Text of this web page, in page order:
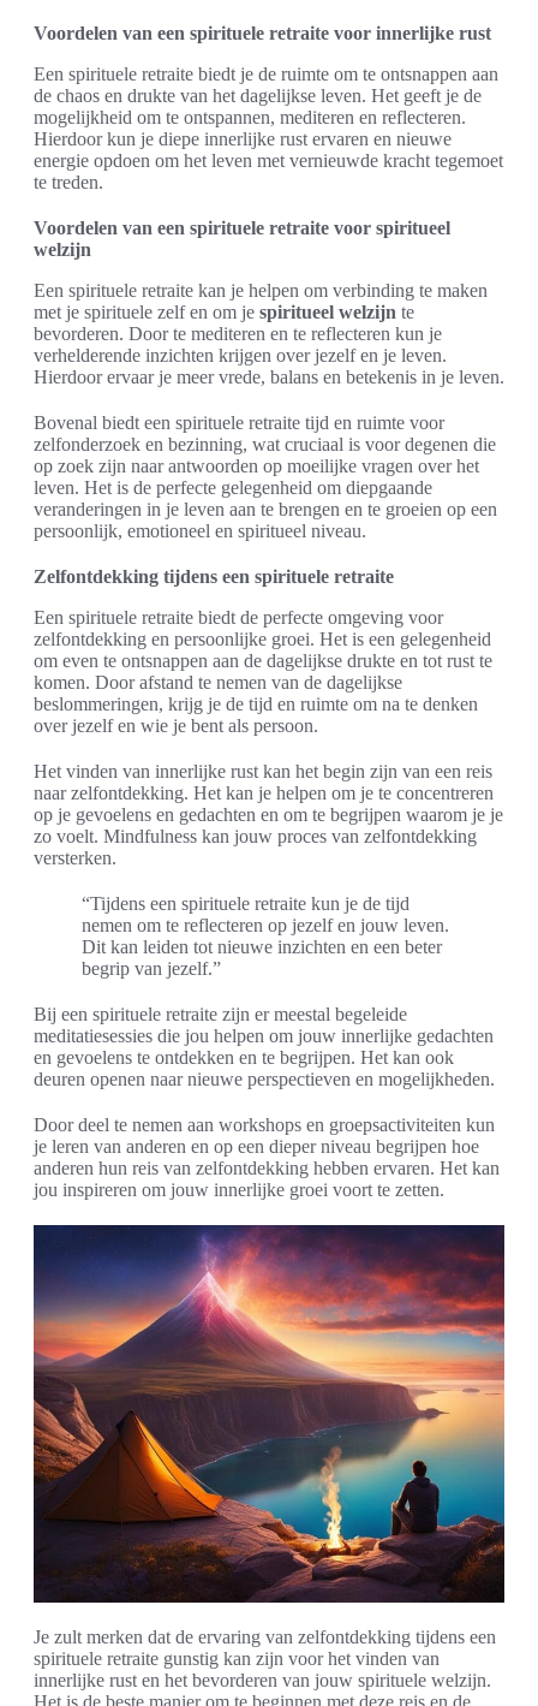
Voordelen van een spirituele retraite voor innerlijke rust
Een spirituele retraite biedt je de ruimte om te ontsnappen aan
de chaos en drukte van het dagelijkse leven. Het geeft je de
mogelijkheid om te ontspannen, mediteren en reflecteren.
Hierdoor kun je diepe innerlijke rust ervaren en nieuwe
energie opdoen om het leven met vernieuwde kracht tegemoet
te treden.
Voordelen van een spirituele retraite voor spiritueel
welzijn
Een spirituele retraite kan je helpen om verbinding te maken
met je spirituele zelf en om je spiritueel welzijn te
bevorderen. Door te mediteren en te reflecteren kun je
verhelderende inzichten krijgen over jezelf en je leven.
Hierdoor ervaar je meer vrede, balans en betekenis in je leven.
Bovenal biedt een spirituele retraite tijd en ruimte voor
zelfonderzoek en bezinning, wat cruciaal is voor degenen die
op zoek zijn naar antwoorden op moeilijke vragen over het
leven. Het is de perfecte gelegenheid om diepgaande
veranderingen in je leven aan te brengen en te groeien op een
persoonlijk, emotioneel en spiritueel niveau.
Zelfontdekking tijdens een spirituele retraite
Een spirituele retraite biedt de perfecte omgeving voor
zelfontdekking en persoonlijke groei. Het is een gelegenheid
om even te ontsnappen aan de dagelijkse drukte en tot rust te
komen. Door afstand te nemen van de dagelijkse
beslommeringen, krijg je de tijd en ruimte om na te denken
over jezelf en wie je bent als persoon.
Het vinden van innerlijke rust kan het begin zijn van een reis
naar zelfontdekking. Het kan je helpen om je te concentreren
op je gevoelens en gedachten en om te begrijpen waarom je je
zo voelt. Mindfulness kan jouw proces van zelfontdekking
versterken.
“Tijdens een spirituele retraite kun je de tijd
nemen om te reflecteren op jezelf en jouw leven.
Dit kan leiden tot nieuwe inzichten en een beter
begrip van jezelf.”
Bij een spirituele retraite zijn er meestal begeleide
meditatiesessies die jou helpen om jouw innerlijke gedachten
en gevoelens te ontdekken en te begrijpen. Het kan ook
deuren openen naar nieuwe perspectieven en mogelijkheden.
Door deel te nemen aan workshops en groepsactiviteiten kun
je leren van anderen en op een dieper niveau begrijpen hoe
anderen hun reis van zelfontdekking hebben ervaren. Het kan
jou inspireren om jouw innerlijke groei voort te zetten.
Je zult merken dat de ervaring van zelfontdekking tijdens een
spirituele retraite gunstig kan zijn voor het vinden van
innerlijke rust en het bevorderen van jouw spirituele welzijn.
Het is de beste manier om te beginnen met deze reis en de